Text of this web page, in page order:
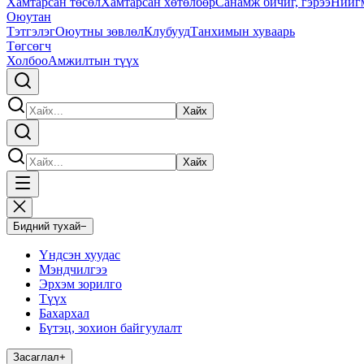
Оюутан
ТэтгэлэгОюутны зөвлөлКлубуудТанхимын хуваарь
Төгсөгч
ХолбооАмжилтын түүх
Хайх
Хайх
Бидний тухай−
Үндсэн хуудас
Мэндчилгээ
Эрхэм зорилго
Түүх
Бахархал
Бүтэц, зохион байгуулалт
Засаглал+